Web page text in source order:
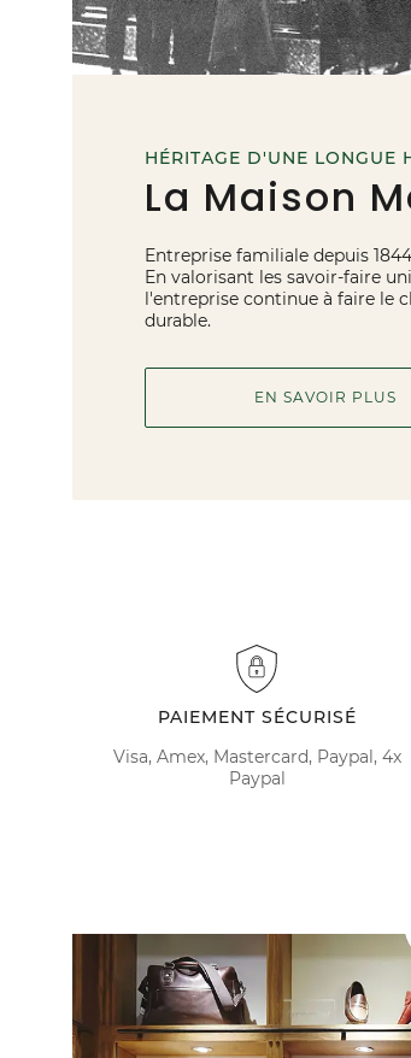
HÉRITAGE D'UNE LONGUE
La Maison
Entreprise familiale depuis
En valorisant les savoir-faire
l'entreprise continue à faire le
durable.
EN SAVOIR PLUS
PAIEMENT SÉCURISÉ
Visa, Amex, Mastercard, Paypal, 4x
Paypal